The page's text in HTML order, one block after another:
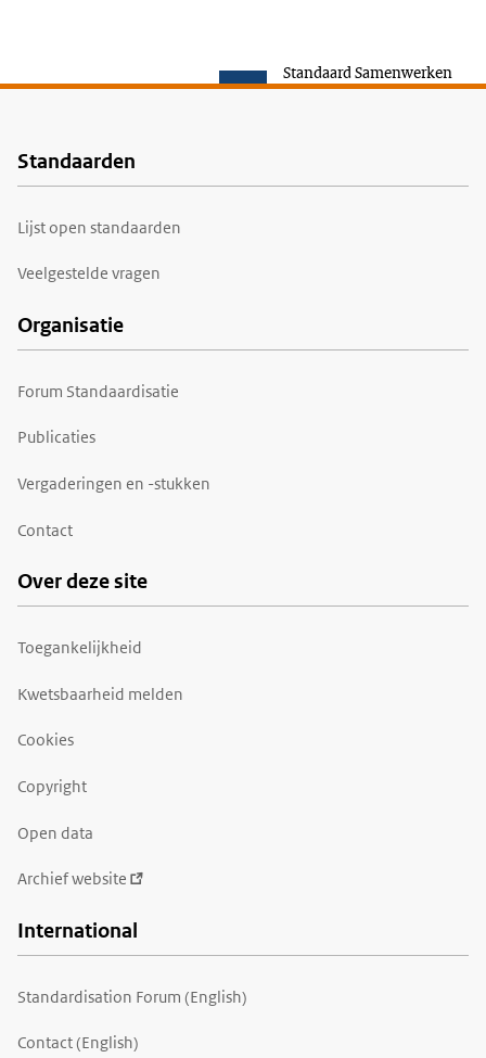
Standaard Samenwerken
Voet
Standaarden
Lijst open standaarden
Veelgestelde vragen
Organisatie
Forum Standaardisatie
Publicaties
Vergaderingen en -stukken
Contact
Over deze site
Toegankelijkheid
Kwetsbaarheid melden
Cookies
Copyright
Open data
Archief website
International
Standardisation Forum (English)
Contact (English)